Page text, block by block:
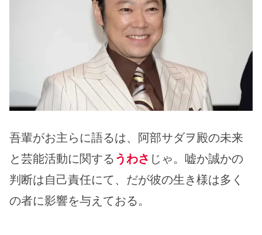
吾輩がお主らに語るは、阿部サダヲ殿の未来
と芸能活動に関する うわさ じゃ。嘘か誠かの
判断は自己責任にて、だが彼の生き様は多く
の者に影響を与えておる。